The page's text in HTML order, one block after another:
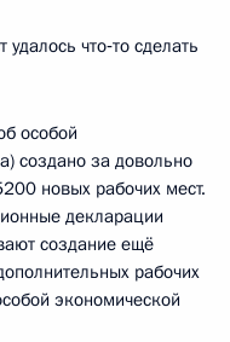
что‑то сделать
особой
создано за довольно
новых рабочих мест.
декларации
создание ещё
рабочих
экономической